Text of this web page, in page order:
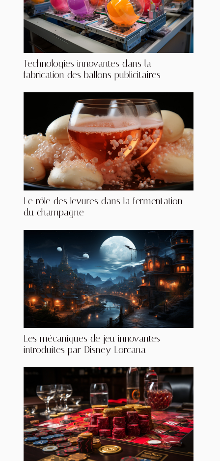
Technologies innovantes dans la
fabrication des ballons publicitaires
Le rôle des levures dans la fermentation
du champagne
Les mécaniques de jeu innovantes
introduites par Disney Lorcana